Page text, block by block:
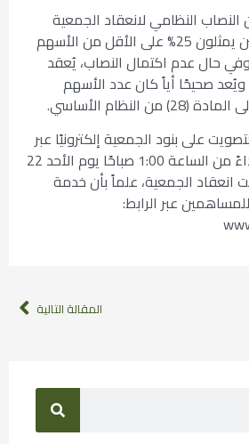
النظامي لانعقاد الجمعية
يتطلب حضور مساهمين يمثلون 25% على الأقل من الأسهم
حال عدم اكتمال النصاب، يُعقد
صحيحًا أياً كان عدد الأسهم
النظام الأساسي.
على بنود الجمعية إلكترونيًا عبر
منصة «تداولاتي» ابتداءً من الساعة 1:00 صباحًا يوم الأحد 22
وقت انعقاد الجمعية، علماً بأن خدمة
عبر الرابط:
المقالة التالية